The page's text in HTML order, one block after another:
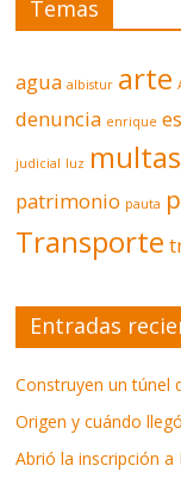
Temas
agua albistur arte
denuncia enrique
judicial luz multas
patrimonio pauta
Transporte
Entradas
Construyen un túnel
Origen y cuándo
Abrió la inscripción